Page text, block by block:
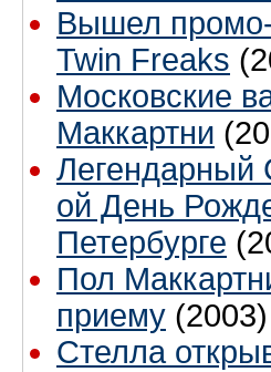
Вышел промо-
Twin Freaks
Московские
Маккартни
Легендарный
ой День
Петербурге
Пол
приему (2003)
Стелла